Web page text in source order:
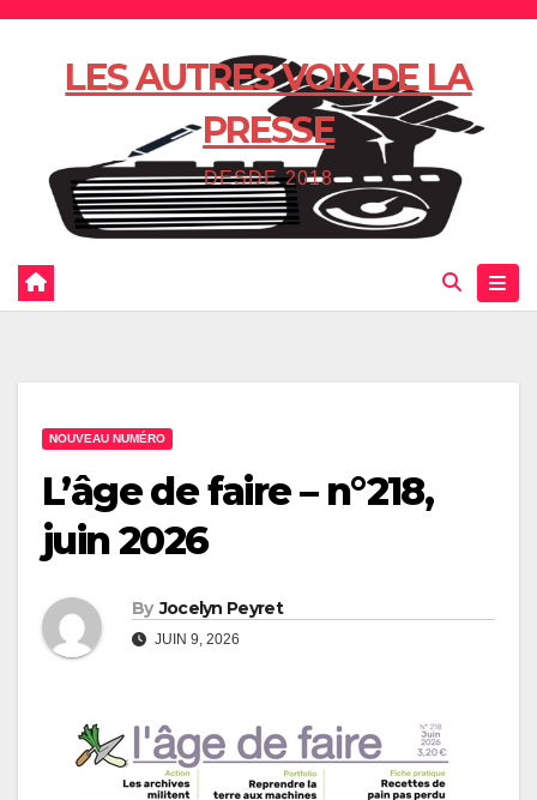
Skip
LES AUTRES VOIX DE LA
PRESSE
DESDE 2018
NOUVEAU NUMÉRO
L’âge de faire – n°218,
juin 2026
By Jocelyn Peyret
JUIN 9, 2026